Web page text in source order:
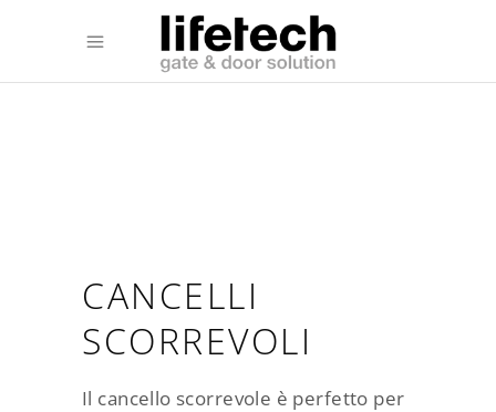
CANCELLI
SCORREVOLI
Il cancello scorrevole è perfetto per